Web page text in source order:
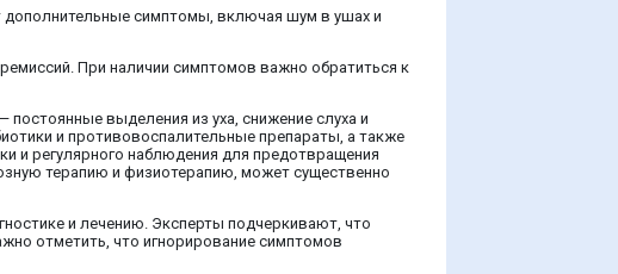
дополнительные симптомы, включая шум в ушах и
При наличии симптомов важно обратиться к
выделения из уха, снижение слуха и
и противовоспалительные препараты, а также
и регулярного наблюдения для предотвращения
терапию и физиотерапию, может существенно
и лечению. Эксперты подчеркивают, что
отметить, что игнорирование симптомов